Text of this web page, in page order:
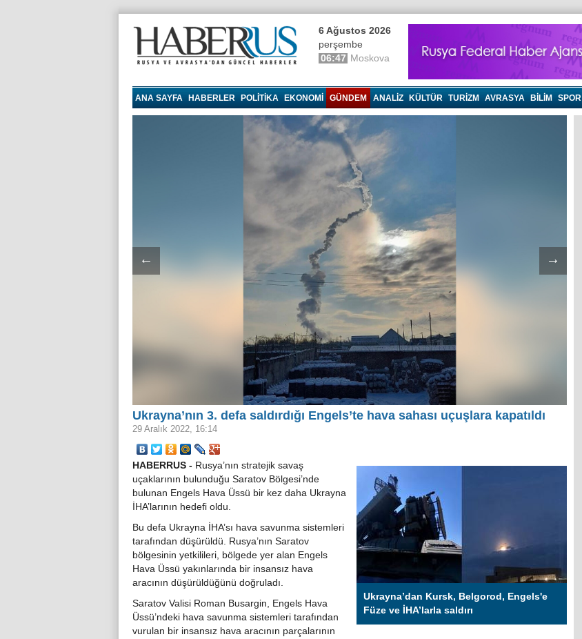
6 Ağustos 2026
perşembe
06:47 Moskova
ANA SAYFA HABERLER POLITIKA EKONOMI GÜNDEM ANALIZ KÜLTÜR TURIZM AVRASYA BILIM SPOR
← →
Ukrayna’nın 3. defa saldırdığı Engels’te hava sahası uçuşlara kapatıldı
29 Aralık 2022, 16:14
Ukrayna’dan Kursk, Belgorod, Engels'e
Füze ve İHA’larla saldırı
HABERRUS - Rusya’nın stratejik savaş
uçaklarının bulunduğu Saratov Bölgesi’nde
bulunan Engels Hava Üssü bir kez daha Ukrayna
İHA’larının hedefi oldu.
Bu defa Ukrayna İHA’sı hava savunma sistemleri
tarafından düşürüldü. Rusya’nın Saratov
bölgesinin yetkilileri, bölgede yer alan Engels
Hava Üssü yakınlarında bir insansız hava
aracının düşürüldüğünü doğruladı.
Saratov Valisi Roman Busargin, Engels Hava
Üssü’ndeki hava savunma sistemleri tarafından
vurulan bir insansız hava aracının parçalarının